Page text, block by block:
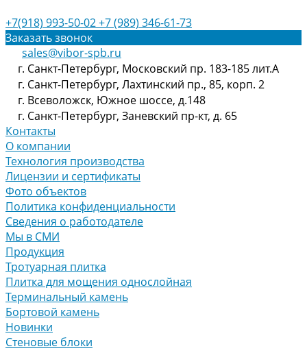
+7(918) 993-50-02+7 (989) 346-61-73
Заказать звонок
sales@vibor-spb.ru
г. Санкт-Петербург, Московский пр. 183-185 лит.А
г. Санкт-Петербург, Лахтинский пр., 85, корп. 2
г. Всеволожск, Южное шоссе, д.148
г. Санкт-Петербург, Заневский пр-кт, д. 65
Контакты
О компании
Технология производства
Лицензии и сертификаты
Фото объектов
Политика конфиденциальности
Сведения о работодателе
Мы в СМИ
Продукция
Тротуарная плитка
Плитка для мощения однослойная
Терминальный камень
Бортовой камень
Новинки
Стеновые блоки